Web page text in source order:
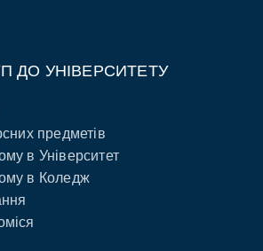
ДО УНІВЕРСИТЕТУ
предметів
в Університет
в Коледж